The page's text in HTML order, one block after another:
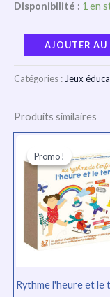
Disponibilité : 1 en
AJOUTER AU
Catégories : Jeux
Produits similaires
Promo !
Rythme l'heure et le
Promo !
initial
était :
TND